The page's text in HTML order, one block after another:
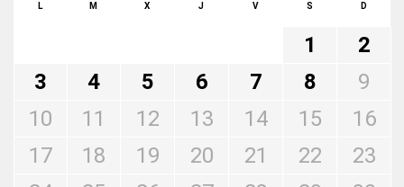
L M X J V S D
1
2
3
4 5 6 7 8
9
10
11 12 13 14 15
16
17
18 19 20 21 22
23